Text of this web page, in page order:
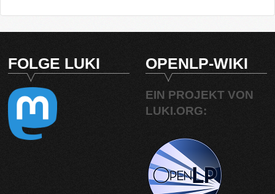
FOLGE LUKI OPENLP-WIKI
EIN PROJEKT VON
LUKI.ORG: